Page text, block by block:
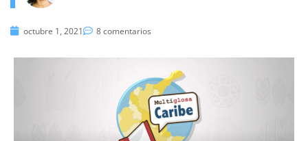
octubre 1, 2021 8 comentarios